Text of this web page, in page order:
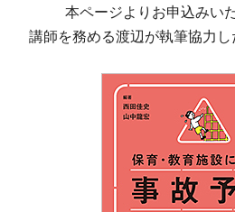
本ページよりお申込みい
講師を務める渡辺が執筆協力し